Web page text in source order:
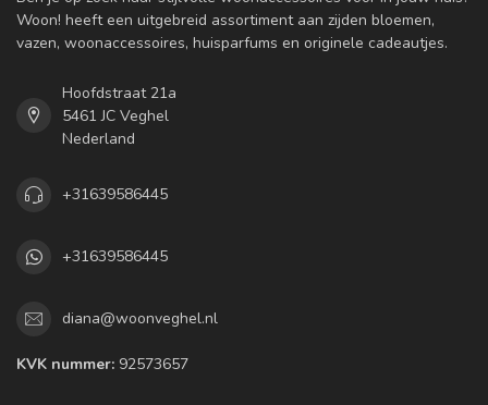
Woon! heeft een uitgebreid assortiment aan zijden bloemen,
vazen, woonaccessoires, huisparfums en originele cadeautjes.
Hoofdstraat 21a
5461 JC Veghel
Nederland
+31639586445
+31639586445
diana@woonveghel.nl
KVK nummer: 92573657